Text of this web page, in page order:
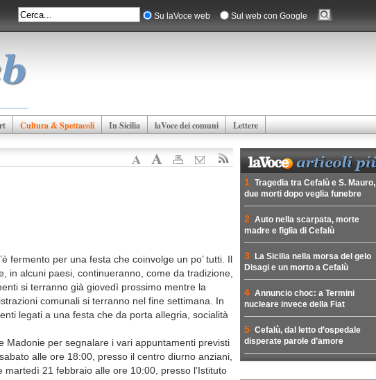
Su laVoce web Sul web con Google
Cultura & Spettacoli In Sicilia laVoce dei comuni Lettere
fermento per una festa che coinvolge un po’ tutti. Il
in alcuni paesi, continueranno, come da tradizione,
si terranno già giovedì prossimo mentre la
comunali si terranno nel fine settimana. In
legati a una festa che da porta allegria, socialità
Madonie per segnalare i vari appuntamenti previsti
alle ore 18:00, presso il centro diurno anziani,
21 febbraio alle ore 10:00, presso l’Istituto
1 Tragedia tra Cefalù e S. Mauro,
due morti dopo veglia funebre
2 Auto nella scarpata, morte
madre e figlia di Cefalù
3
La Sicilia nella morsa del gelo
Disagi e un morto a Cefalù
4 Annuncio choc: a Termini
nucleare invece della Fiat
5 Cefalù, dal letto d’ospedale
disperate parole d’amore